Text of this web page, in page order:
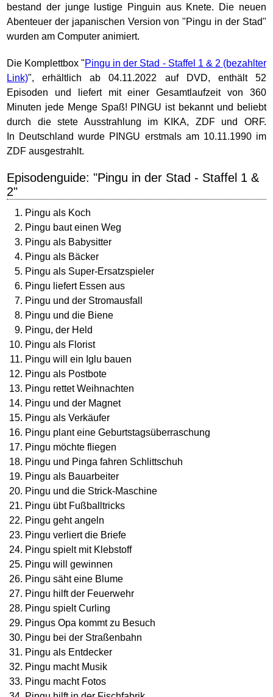
bestand der junge lustige Pinguin aus Knete. Die neuen
Abenteuer der japanischen Version von "Pingu in der Stad"
wurden am Computer animiert.
Die Komplettbox "Pingu in der Stad - Staffel 1 & 2
", erhältlich ab 04.11.2022 auf DVD, enthält 52
Episoden und liefert mit einer Gesamtlaufzeit von 360
Minuten jede Menge Spaß! PINGU ist bekannt und beliebt
durch die stete Ausstrahlung im KIKA, ZDF und ORF.
In Deutschland wurde PINGU erstmals am 10.11.1990 im
ZDF ausgestrahlt.
Episodenguide: "Pingu in der Stad - Staffel 1 &
2"
Pingu als Koch
Pingu baut einen Weg
Pingu als Babysitter
Pingu als Bäcker
Pingu als Super-Ersatzspieler
Pingu liefert Essen aus
Pingu und der Stromausfall
Pingu und die Biene
Pingu, der Held
Pingu als Florist
Pingu will ein Iglu bauen
Pingu als Postbote
Pingu rettet Weihnachten
Pingu und der Magnet
Pingu als Verkäufer
Pingu plant eine Geburtstagsüberraschung
Pingu möchte fliegen
Pingu und Pinga fahren Schlittschuh
Pingu als Bauarbeiter
Pingu und die Strick-Maschine
Pingu übt Fußballtricks
Pingu geht angeln
Pingu verliert die Briefe
Pingu spielt mit Klebstoff
Pingu will gewinnen
Pingu säht eine Blume
Pingu hilft der Feuerwehr
Pingu spielt Curling
Pingus Opa kommt zu Besuch
Pingu bei der Straßenbahn
Pingu als Entdecker
Pingu macht Musik
Pingu macht Fotos